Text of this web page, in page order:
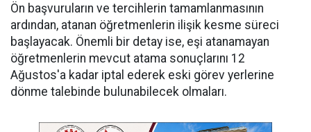
Ön başvuruların ve tercihlerin tamamlanmasının
ardından, atanan öğretmenlerin ilişik kesme süreci
başlayacak. Önemli bir detay ise, eşi atanamayan
öğretmenlerin mevcut atama sonuçlarını 12
Ağustos'a kadar iptal ederek eski görev yerlerine
dönme talebinde bulunabilecek olmaları.